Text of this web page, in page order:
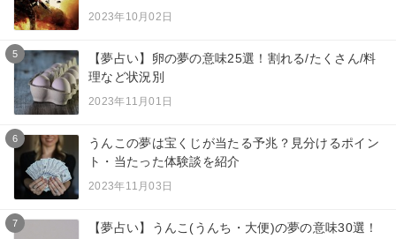
2023年10月02日
5
【夢占い】卵の夢の意味25選！割れる/たくさん/料
理など状況別
2023年11月01日
6
うんこの夢は宝くじが当たる予兆？見分けるポイン
ト・当たった体験談を紹介
2023年11月03日
7
【夢占い】うんこ(うんち・大便)の夢の意味30選！